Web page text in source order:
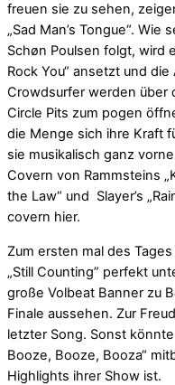
freuen sie zu sehen,
„Sad Man’s Tongue“.
Schøn Poulsen folgt, wird
Rock You“ ansetzt und
Crowdsurfer werden über
Circle Pits zum pogen
die Menge sich ihre Kraft
sie musikalisch ganz
Covern von Rammsteins
the Law“ und Slayer’s
covern hier.
Zum ersten mal des
„Still Counting” perfekt
große Volbeat Banner zu
Finale aussehen. Zur
letzter Song. Sonst
Booze, Booze, Booza“
Highlights ihrer Show ist.